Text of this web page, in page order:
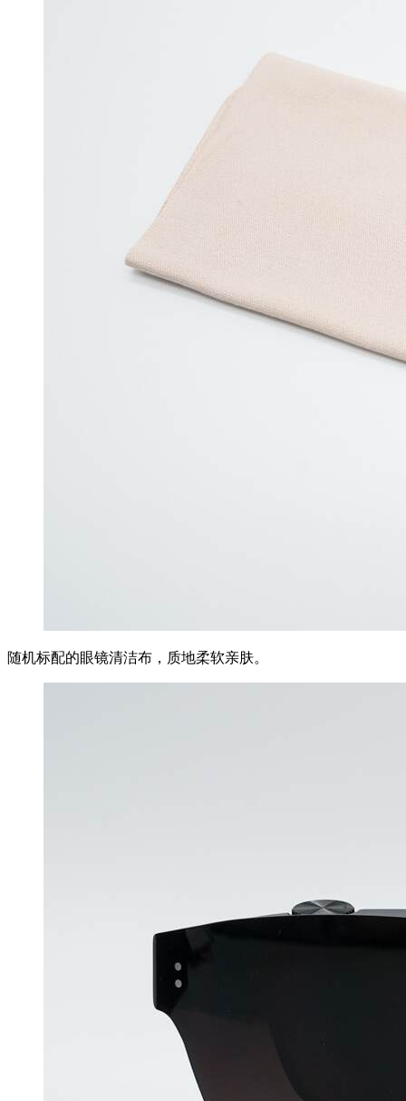
随机标配的眼镜清洁布，质地柔软亲肤。